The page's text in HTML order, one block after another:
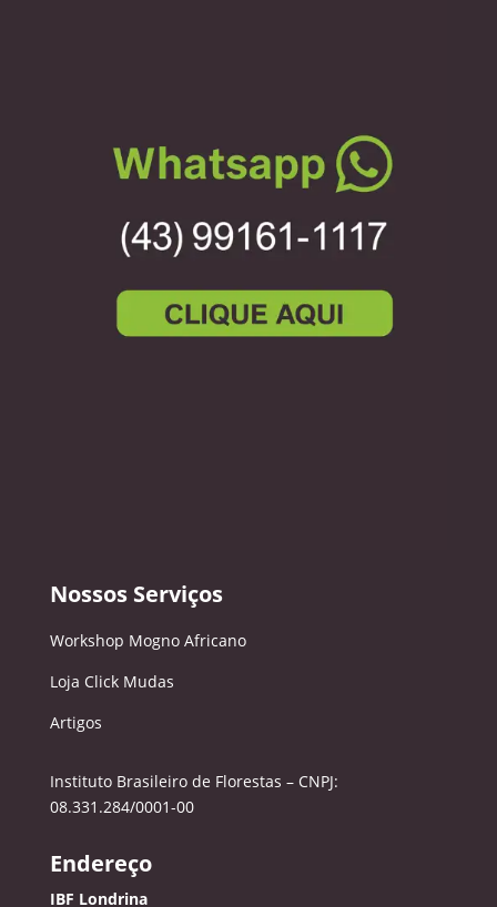
Nossos Serviços
Workshop Mogno Africano
Loja Click Mudas
Artigos
Instituto Brasileiro de Florestas – CNPJ:
08.331.284/0001-00
Endereço
IBF Londrina